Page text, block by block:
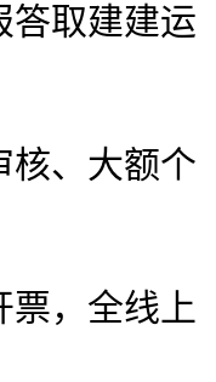
答取建建运
、大额个
，全线上